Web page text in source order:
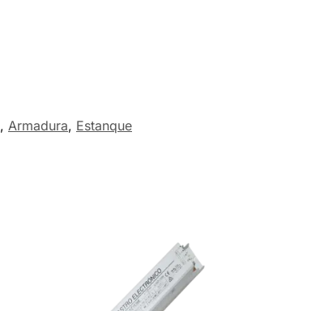
, Armadura, Estanque